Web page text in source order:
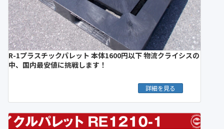
R-1プラスチックパレット 本体1600円以下 物流クライシスの
中、国内最安値に挑戦します！
詳細を見る